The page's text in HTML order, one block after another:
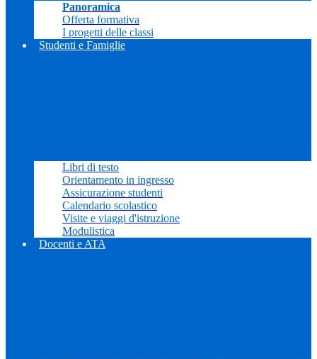
Panoramica
Offerta formativa
I progetti delle classi
Studenti e Famiglie
Libri di testo
Orientamento in ingresso
Assicurazione studenti
Calendario scolastico
Visite e viaggi d'istruzione
Modulistica
Docenti e ATA